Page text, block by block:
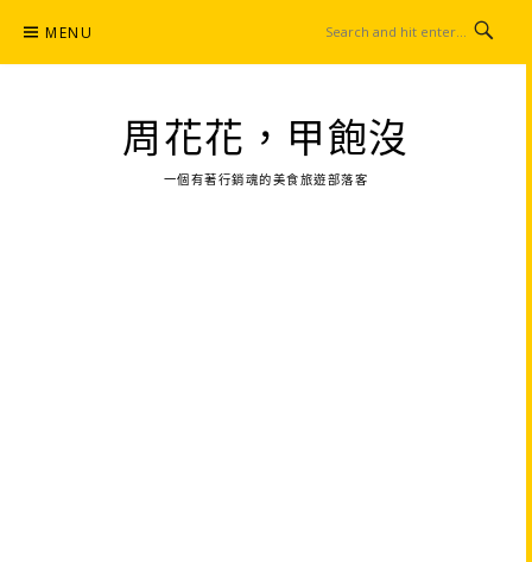
content
MENU
周花花，甲飽沒
一個有著行銷魂的美食旅遊部落客